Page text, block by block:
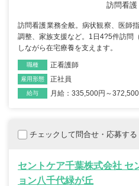
訪問看護
訪問看護業務全般。病状観察、医師
調整、家族支援など。1日4?5件訪問
しながら在宅療養を支えます。
職種 正看護師
雇用形態 正社員
給与 月給：335,500円～
チェックして問合せ・応募する
セントケア千葉株式会社 セ
ョン八千代緑が丘